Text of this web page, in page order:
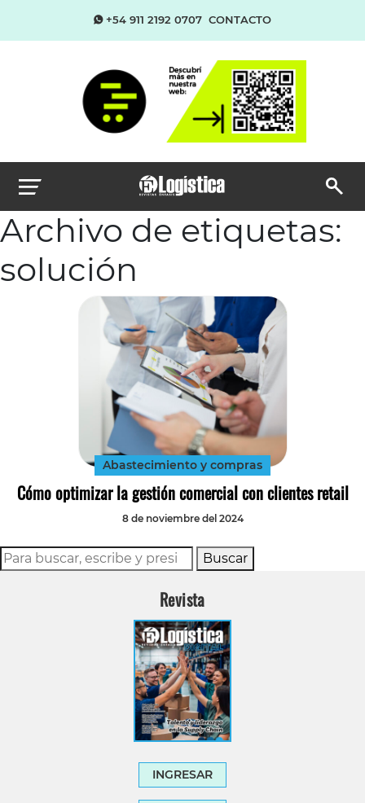
+54 911 2192 0707 CONTACTO
Archivo de etiquetas:
solución
Abastecimiento y compras
Cómo optimizar la gestión comercial con clientes retail
8 de noviembre del 2024
Buscar
Revista
INGRESAR